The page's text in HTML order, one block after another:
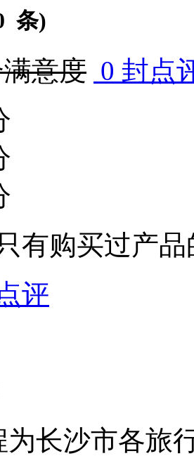
条)
意度 0 封点
有购买过产
评
为长沙市各旅